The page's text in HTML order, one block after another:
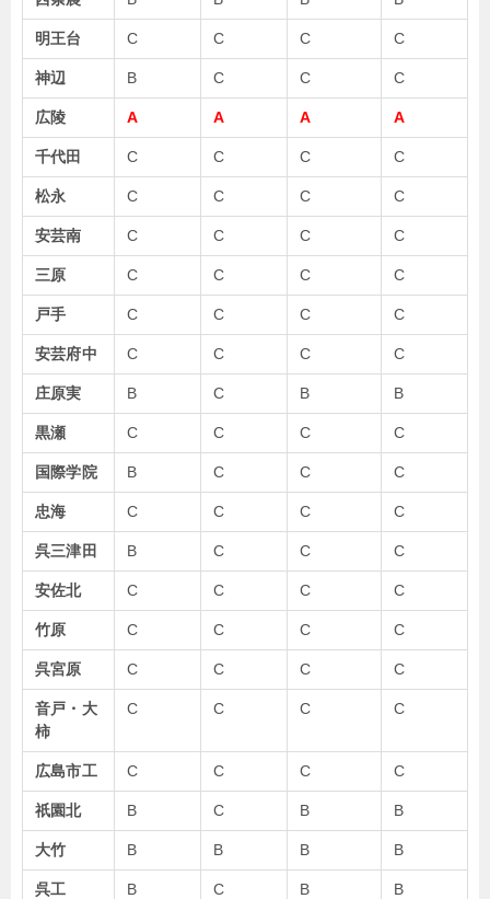
明王台 C C C C
神辺 B C C C
広陵 A A A A
千代田 C C C C
松永 C C C C
安芸南 C C C C
三原 C C C C
戸手 C C C C
安芸府中 C C C C
庄原実 B C B B
黒瀬 C C C C
国際学院 B C C C
忠海 C C C C
呉三津田 B C C C
安佐北 C C C C
竹原 C C C C
呉宮原 C C C C
音戸・大
柿
C C C C
広島市工 C C C C
祇園北 B C B B
大竹 B B B B
呉工 B C B B